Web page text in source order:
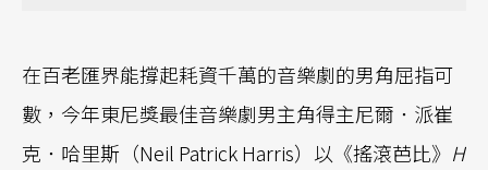
在百老匯界能撐起耗資千萬的音樂劇的男角屈指可
數，今年東尼獎最佳音樂劇男主角得主尼爾．派崔
克．哈里斯（Neil Patrick Harris）以《搖滾芭比》 H